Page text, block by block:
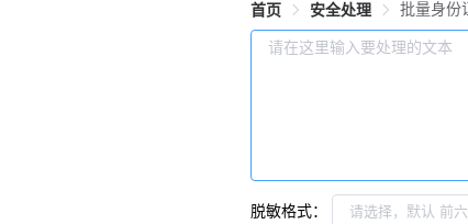
首页 安全处理 批量身份
脱敏格式：